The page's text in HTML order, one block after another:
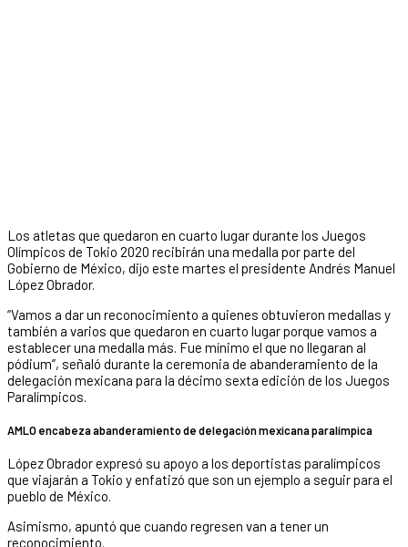
Los atletas que quedaron en cuarto lugar durante los Juegos
Olímpicos de Tokio 2020 recibirán una medalla por parte del
Gobierno de México, dijo este martes el presidente Andrés Manuel
López Obrador.
“Vamos a dar un reconocimiento a quienes obtuvieron medallas y
también a varios que quedaron en cuarto lugar porque vamos a
establecer una medalla más. Fue mínimo el que no llegaran al
pódium”, señaló durante la ceremonia de abanderamiento de la
delegación mexicana para la décimo sexta edición de los Juegos
Paralímpicos.
AMLO encabeza abanderamiento de delegación mexicana paralímpica
López Obrador expresó su apoyo a los deportistas paralímpicos
que viajarán a Tokio y enfatizó que son un ejemplo a seguir para el
pueblo de México.
Asimismo, apuntó que cuando regresen van a tener un
reconocimiento.